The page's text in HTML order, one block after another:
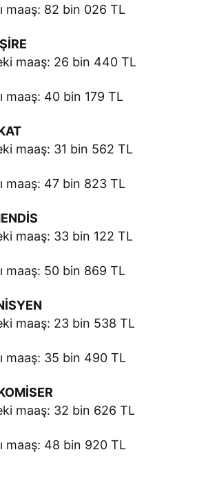
maaş: 82 bin 026 TL
maaş: 26 bin 440 TL
maaş: 40 bin 179 TL
maaş: 31 bin 562 TL
maaş: 47 bin 823 TL
maaş: 33 bin 122 TL
maaş: 50 bin 869 TL
maaş: 23 bin 538 TL
maaş: 35 bin 490 TL
maaş: 32 bin 626 TL
maaş: 48 bin 920 TL